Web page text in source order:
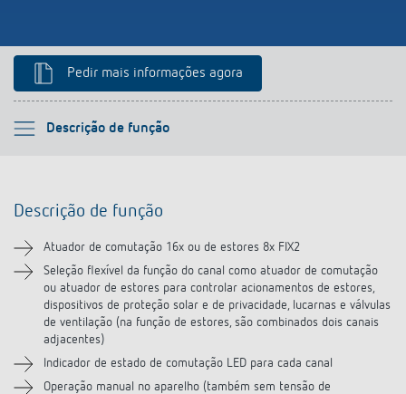
Pedir mais informações agora
Descrição de função
Por favor selecione
Informação técnica
Transferências
Produtos semelhantes
Descrição de função
Atuador de comutação 16x ou de estores 8x FIX2
Seleção flexível da função do canal como atuador de comutação
ou atuador de estores para controlar acionamentos de estores,
dispositivos de proteção solar e de privacidade, lucarnas e válvulas
de ventilação (na função de estores, são combinados dois canais
adjacentes)
Indicador de estado de comutação LED para cada canal
Operação manual no aparelho (também sem tensão de